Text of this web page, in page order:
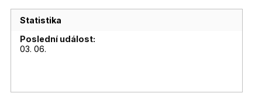
Statistika
Poslední událost:
03. 06.